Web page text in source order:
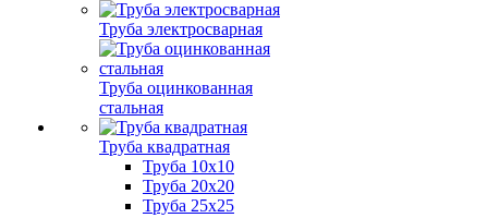
Труба электросварная
Труба оцинкованная
стальная
Труба квадратная
Труба 10x10
Труба 20x20
Труба 25x25